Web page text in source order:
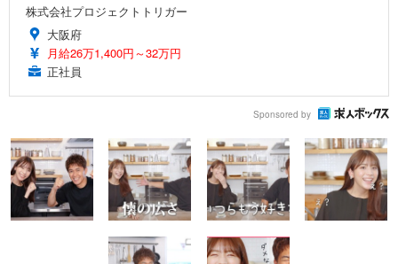
株式会社プロジェクトトリガー
大阪府
月給26万1,400円～32万円
正社員
Sponsored by